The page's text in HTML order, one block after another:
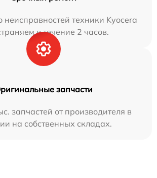
неисправностей техники Kyocera
в течение 2 часов.
запчасти
запчастей от производителя в
на собственных складах.